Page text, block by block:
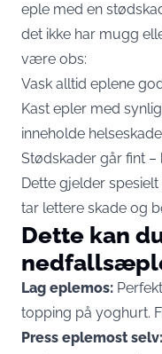
eple med en
det ikke har mugg
være obs:
Vask alltid eplene
Kast epler med
inneholde
Stødskader går fint
Dette gjelder
tar lettere skade og
Dette kan
Lag eplemos:
topping på yoghurt.
Press eplemost selv: